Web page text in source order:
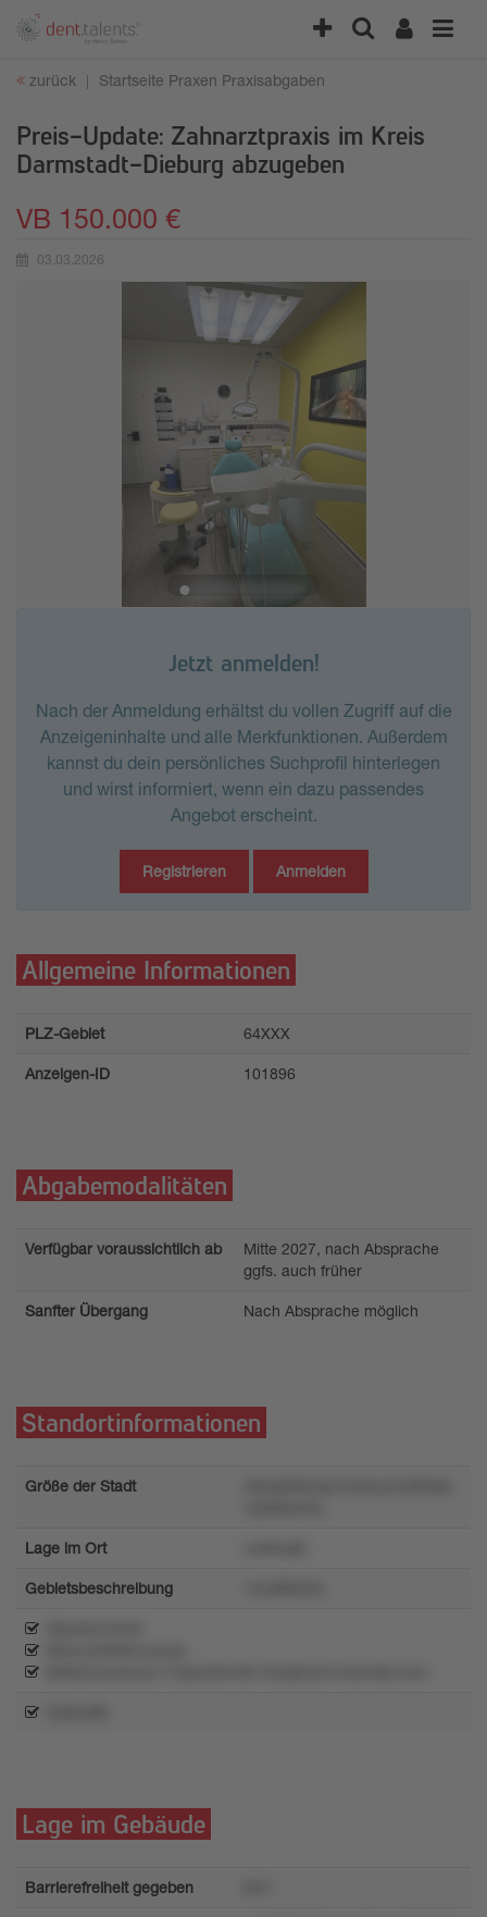
zurück Startseite Praxen Praxisabgaben
Preis-Update: Zahnarztpraxis im Kreis
Darmstadt-Dieburg abzugeben
VB 150.000 €
03.03.2026
Jetzt anmelden!
Nach der Anmeldung erhältst du vollen Zugriff auf die
Anzeigeninhalte und alle Merkfunktionen. Außerdem
kannst du dein persönliches Suchprofil hinterlegen
und wirst informiert, wenn ein dazu passendes
Angebot erscheint.
Registrieren Anmelden
Allgemeine Informationen
PLZ-Gebiet 64XXX
Anzeigen-ID 101896
Abgabemodalitäten
Verfügbar voraussichtlich ab
Mitte 2027, nach Absprache
ggfs. auch früher
Sanfter Übergang Nach Absprache möglich
Standortinformationen
Größe der Stadt
Lage im Ort
Gebietsbeschreibung
Lage im Gebäude
Barrierefreiheit gegeben